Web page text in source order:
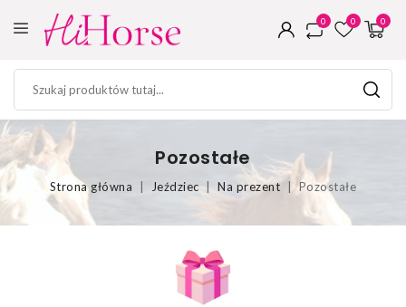
0
0
0
Pozostałe
Strona główna Jeździec Na prezent Pozostałe